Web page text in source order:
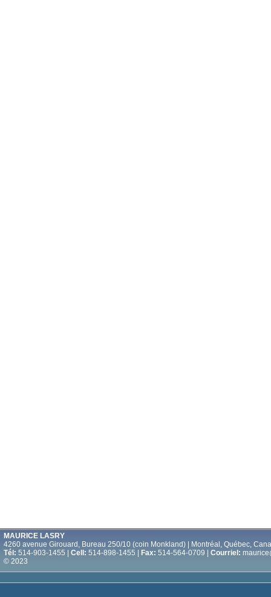
MAURICE LASRY
4260 avenue Girouard, Bureau 250/10 (coin Monkland) | Montréal, Québec,
Tél: 514-903-1455 | Cell: 514-898-1455 | Fax: 514-564-0709 | Courriel:
© 2023